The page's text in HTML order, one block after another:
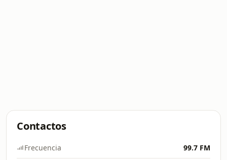
Contactos
Frecuencia 99.7 FM